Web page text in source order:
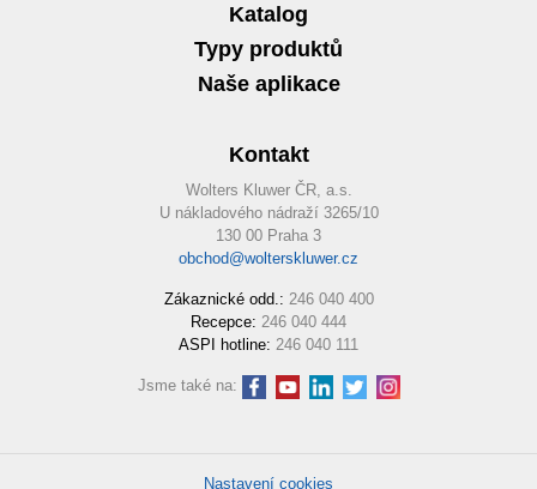
Katalog
Typy produktů
Naše aplikace
Kontakt
Wolters Kluwer ČR, a.s.
U nákladového nádraží 3265/10
130 00 Praha 3
obchod@wolterskluwer.cz
Zákaznické odd.: 246 040 400
Recepce: 246 040 444
ASPI hotline: 246 040 111
Jsme také na:
Nastavení cookies